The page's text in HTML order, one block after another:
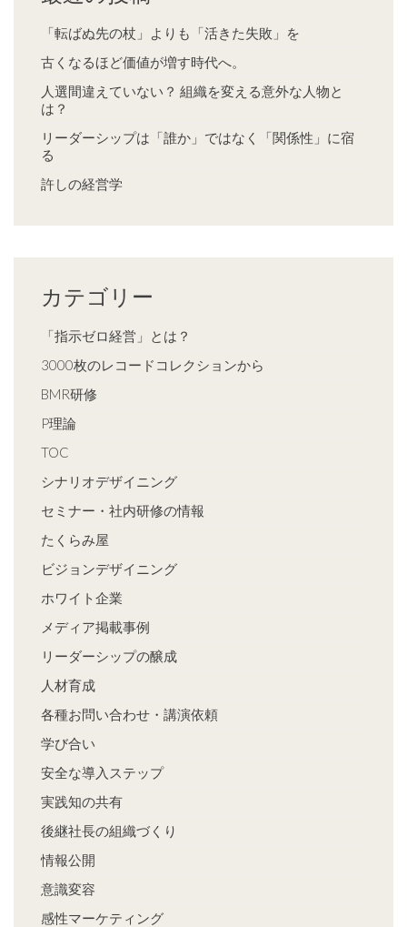
「転ばぬ先の杖」よりも「活きた失敗」を
古くなるほど価値が増す時代へ。
人選間違えていない？ 組織を変える意外な人物と
は？
リーダーシップは「誰か」ではなく「関係性」に宿
る
許しの経営学
カテゴリー
「指示ゼロ経営」とは？
3000枚のレコードコレクションから
BMR研修
P理論
TOC
シナリオデザイニング
セミナー・社内研修の情報
たくらみ屋
ビジョンデザイニング
ホワイト企業
メディア掲載事例
リーダーシップの醸成
人材育成
各種お問い合わせ・講演依頼
学び合い
安全な導入ステップ
実践知の共有
後継社長の組織づくり
情報公開
意識変容
感性マーケティング